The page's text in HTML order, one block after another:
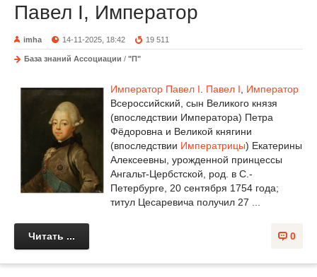
Павел I, Император
imha 14-11-2025, 18:42 19 511
База знаний Ассоциации / "П"
Император Павел I Павел I
Император
Всероссийский, сын Великого князя
(впоследствии Императора) Петра
Фёдоровна и Великой княгини
(впоследствии Императрицы) Екатерины
Алексеевны, урожденной принцессы
Ангальт-Цербстской, род. в С.-
Петербурге, 20 сентября 1754 года;
титул Цесаревича получил 27 ...
0
Читать ...